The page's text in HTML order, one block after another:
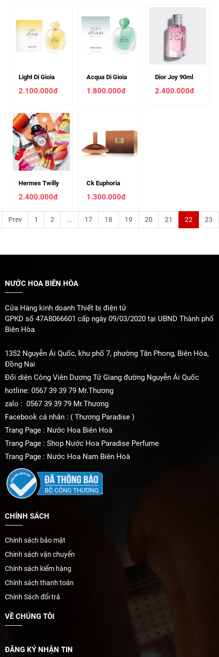
Light Di Gioia
100ml ( Chiết
2.100.000đ
Acqua Di Gioia
100ml ( Chiết
1.800.000đ
Dior Joy 90ml
2.400.000đ
Hermes Twilly
Limited Edition
2.400.000đ
Ck Euphoria
Amber Gold
1.300.000đ
Prev 1 2 ... 17 18 19 20 21 22 23
NƯỚC HOA BIÊN HÒA
Cửa Hàng kinh doanh Thiết bị điện tử
GPKD số 47A8066601 cấp ngày 09/03/2020 tại UBND Thành phố
Biên Hòa
1352 Nguyễn Ái Quốc, khu phố 7, phường Tân Phong, Biên Hòa,
Đồng Nai
Đối diện Công Viên Dương Tử Giang đường Nguyễn Ái Quốc
hotline: 0567 39 39 79 Mr.Thương
zalo : 0567 39 39 79 Mr.Thương
Facebook cá nhân : ( Thương Paradise )
Trang Page : Nước Hoa Biên Hoà
Trang Page : Shop Nước Hoa Paradise Perfume
Trang Page : Nước Hoa Nam Biên Hoà
CHÍNH SÁCH
Chính sách bảo mật
Chính sách vận chuyển
Chính sách kiểm hàng
Chính sách thanh toán
Chính Sách đổi trả
VỀ CHÚNG TÔI
ĐĂNG KÝ NHẬN TIN